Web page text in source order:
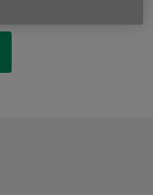
UN NOUVEL